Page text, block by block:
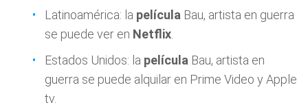
Latinoamérica: la película Bau, artista en guerra
se puede ver en Netflix.
Estados Unidos: la película Bau, artista en
guerra se puede alquilar en Prime Video y Apple
tv.